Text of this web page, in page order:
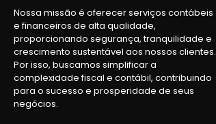
Nossa missão é oferecer serviços contábeis
e financeiros de alta qualidade,
proporcionando segurança, tranquilidade e
crescimento sustentável aos nossos clientes.
Por isso, buscamos simplificar a
complexidade fiscal e contábil, contribuindo
para o sucesso e prosperidade de seus
negócios.